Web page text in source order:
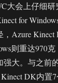
大会上仔细研
for
Azure
则重达970
强大。与之前
DK内置